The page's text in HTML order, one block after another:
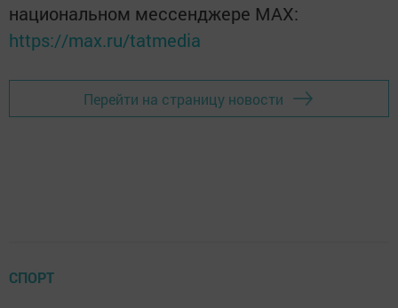
национальном мессенджере MАХ:
https://max.ru/tatmedia
Перейти на страницу новости
СПОРТ